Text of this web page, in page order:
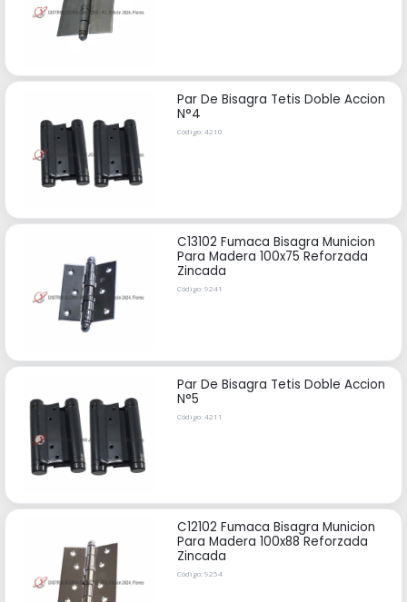
Par De Bisagra Tetis Doble Accion
N°4
Código: 4210
C13102 Fumaca Bisagra Municion
Para Madera 100x75 Reforzada
Zincada
Código: 9241
Par De Bisagra Tetis Doble Accion
N°5
Código: 4211
C12102 Fumaca Bisagra Municion
Para Madera 100x88 Reforzada
Zincada
Código: 9254